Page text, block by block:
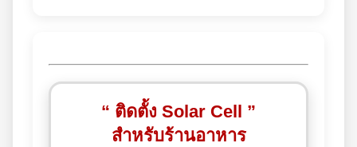
“ ติดตั้ง Solar Cell ”
สำหรับร้านอาหาร